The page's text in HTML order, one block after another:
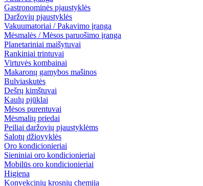
Gastronominės pjaustyklės
Daržovių pjaustyklės
Vakuumatoriai / Pakavimo įranga
Mėsmalės / Mėsos paruošimo įranga
Planetariniai maišytuvai
Rankiniai trintuvai
Virtuvės kombainai
Makaronų gamybos mašinos
Bulviaskutės
Dešrų kimštuvai
Kaulų pjūklai
Mėsos purentuvai
Mėsmalių priedai
Peiliai daržovių pjaustyklėms
Salotų džiovyklės
Oro kondicionieriai
Sieniniai oro kondicionieriai
Mobilūs oro kondicionieriai
Higiena
Konvekcinių krosnių chemija